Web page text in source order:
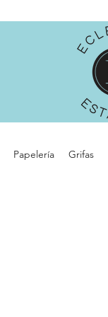
Papelería Grifas